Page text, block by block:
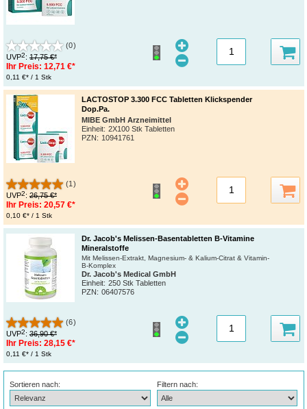
(0)
UVP2: 17,75 €*
Ihr Preis: 12,71 €*
0,11 €* / 1 Stk
LACTOSTOP 3.300 FCC Tabletten Klickspender
Dop.Pa.
MIBE GmbH Arzneimittel
Einheit: 2X100 Stk Tabletten
PZN: 10941761
(1)
UVP2: 26,75 €*
Ihr Preis: 20,57 €*
0,10 €* / 1 Stk
Dr. Jacob's Melissen-Basentabletten B-Vitamine
Mineralstoffe
Mit Melissen-Extrakt, Magnesium- & Kalium-Citrat & Vitamin-
B-Komplex
Dr. Jacob's Medical GmbH
Einheit: 250 Stk Tabletten
PZN: 06407576
(6)
UVP2: 36,90 €*
Ihr Preis: 28,15 €*
0,11 €* / 1 Stk
Sortieren nach: Filtern nach: